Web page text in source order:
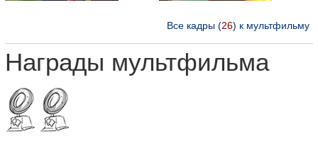
Все кадры (26) к мультфильму
Награды мультфильма